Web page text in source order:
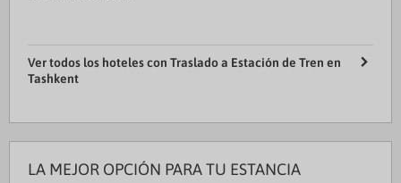
Ver todos los hoteles con Traslado a Estación de Tren en
Tashkent
LA MEJOR OPCIÓN PARA TU ESTANCIA